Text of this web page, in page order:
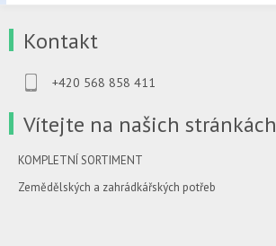
Kontakt
+420 568 858 411
Vítejte na našich stránkách
KOMPLETNÍ SORTIMENT
Zemědělských a zahrádkářských potřeb